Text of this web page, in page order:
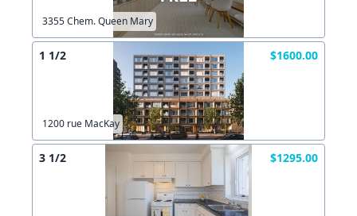
3355 Chem. Queen Mary
1 1/2 $1600.00
1200 rue MacKay
3 1/2 $1295.00